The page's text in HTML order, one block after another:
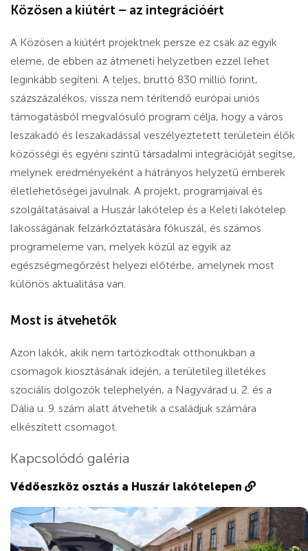
Közösen a kiútért – az integrációért
A Közösen a kiútért projektnek persze ez csak az egyik
eleme, de ebben az átmeneti helyzetben ezzel lehet
leginkább segíteni. A teljes, bruttó 830 millió forint,
százszázalékos, vissza nem térítendő európai uniós
támogatásból megvalósuló program célja, hogy a város
leszakadó és leszakadással veszélyeztetett területein élők
közösségi és egyéni szintű társadalmi integrációját segítse,
melynek eredményeként a hátrányos helyzetű emberek
életlehetőségei javulnak. A projekt, programjaival és
szolgáltatásaival a Huszár lakótelep és a Keleti lakótelep
lakosságának felzárkóztatására fókuszál, és számos
programeleme van, melyek közül az egyik az
egészségmegőrzést helyezi előtérbe, amelynek most
különös aktualitása van.
Most is átvehetők
Azon lakók, akik nem tartózkodtak otthonukban a
csomagok kiosztásának idején, a területileg illetékes
szociális dolgozók telephelyén, a Nagyvárad u. 2. és a
Dália u. 9. szám alatt átvehetik a családjuk számára
elkészített csomagot.
Kapcsolódó galéria
Védőeszköz osztás a Huszár lakótelepen